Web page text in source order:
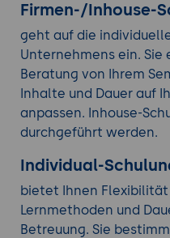
Firmen-/Inhouse-
geht auf die
Unternehmens ein.
Beratung von Ihrem
Inhalte und Dauer auf
anpassen. Inhouse-
durchgeführt werden.
Individual-
bietet Ihnen
Lernmethoden und
Betreuung. Sie